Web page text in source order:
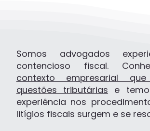
Somos advogados
contencioso fiscal.
contexto empresarial
questões tributárias e
experiência nos
litígios fiscais surgem e se